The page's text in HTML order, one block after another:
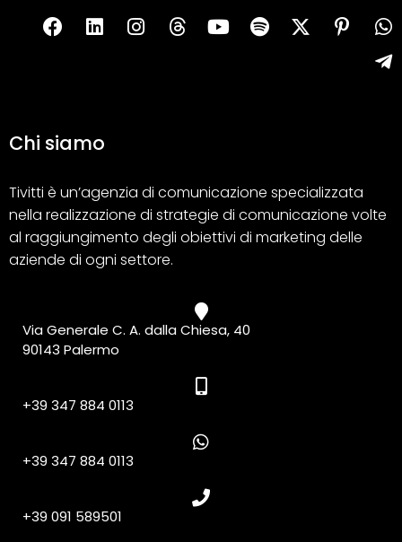
Chi siamo
Tivitti è un’agenzia di comunicazione specializzata
nella realizzazione di strategie di comunicazione volte
al raggiungimento degli obiettivi di marketing delle
aziende di ogni settore.
Via Generale C. A. dalla Chiesa, 40
90143 Palermo
+39 347 884 0113
+39 347 884 0113
+39 091 589501